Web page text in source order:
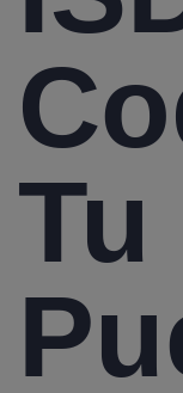
Tu